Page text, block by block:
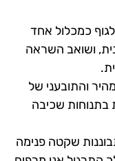
כמכלול אחד
ושואב השראה
והתובעני של
בתנוחות שכיבה
שקטה פנימה